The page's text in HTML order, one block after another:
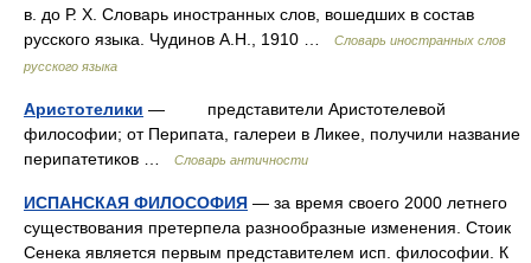
в. до Р. Х. Словарь иностранных слов, вошедших в состав
русского языка. Чудинов А.Н., 1910 …
Словарь иностранных слов
русского языка
Аристотелики — представители Аристотелевой
философии; от Перипата, галереи в Ликее, получили название
перипатетиков …
Словарь античности
ИСПАНСКАЯ ФИЛОСОФИЯ — за время своего 2000 летнего
существования претерпела разнообразные изменения. Стоик
Сенека является первым представителем исп. философии. К